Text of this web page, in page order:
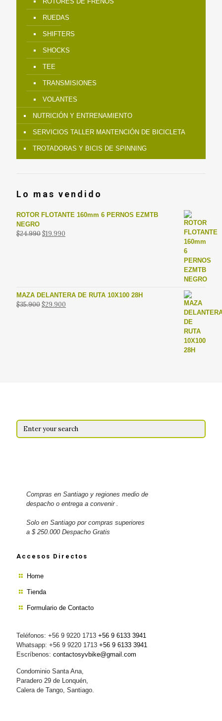
RUEDAS
SHIFTERS
SHOCKS
TEE
TRANSMISIONES
VOLANTES
NUTRICIÓN Y ENTRENAMIENTO
SERVICIOS TALLER MANTENCIÓN DE BICICLETA
TROTADORAS Y BICIS DE SPINNING
Lo mas vendido
ROTOR FLOTANTE 160mm 6 PERNOS EZMTB
NEGRO
$24.990El
$19.990
MAZA DELANTERA DE RUTA 10X100 28H
$35.900El
$29.900
Compras en Santiago y regiones medio de
despacho o entrega a convenir .
Solo en Santiago por compras superiores
a $ 250.000 Despacho Gratis
Accesos Directos
Home
Tienda
Formulario de Contacto
Teléfonos: +56 9 9220 1713 +56 9 6133 3941
Whatsapp: +56 9 9220 1713 +56 9 6133 3941
Escríbenos: contactosyvbike@gmail.com
Condominio Santa Ana,
Paradero 29 de Lonquén,
Calera de Tango, Santiago.